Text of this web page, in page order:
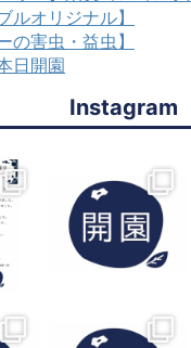
ルオリジナル】
の害虫・益虫】
日開園
Instagram